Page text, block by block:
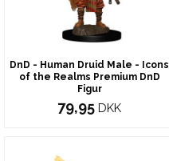
DnD - Human Druid Male - Icons
of the Realms Premium DnD
Figur
79,95 DKK